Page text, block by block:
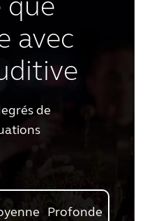
avec
de
Profonde